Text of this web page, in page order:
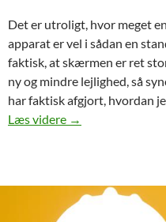
Det er utroligt, hvor meget
apparat er vel i sådan en
faktisk, at skærmen er ret
ny og mindre lejlighed, så
har faktisk afgjort, hvordan
Læs videre Ophæng til TV
→